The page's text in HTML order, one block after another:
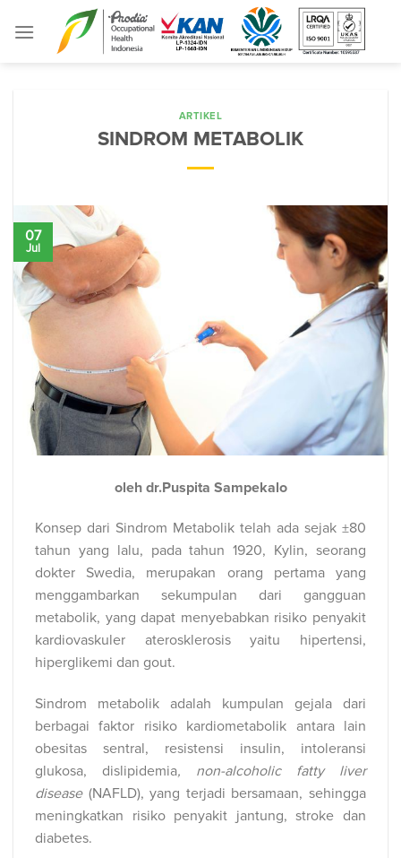
ARTIKEL
SINDROM METABOLIK
07
Jul
oleh dr.Puspita Sampekalo
Konsep dari Sindrom Metabolik telah ada sejak ±80
tahun yang lalu, pada tahun 1920, Kylin, seorang
dokter Swedia, merupakan orang pertama yang
menggambarkan sekumpulan dari gangguan
metabolik, yang dapat menyebabkan risiko penyakit
kardiovaskuler aterosklerosis yaitu hipertensi,
hiperglikemi dan gout.
Sindrom metabolik adalah kumpulan gejala dari
berbagai faktor risiko kardiometabolik antara lain
obesitas sentral, resistensi insulin, intoleransi
glukosa, dislipidemia, non-alcoholic fatty liver
disease(NAFLD), yang terjadi bersamaan, sehingga
meningkatkan risiko penyakit jantung, stroke dan
diabetes.